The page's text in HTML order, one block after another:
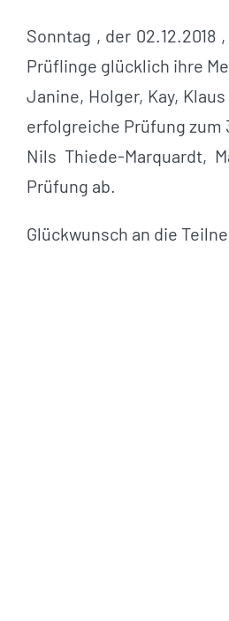
Sonntag , der
Prüflinge glücklich ihre
Janine, Holger, Kay,
erfolgreiche Prüfung zum
Nils Thiede-Marquardt,
Prüfung ab.
Glückwunsch an die